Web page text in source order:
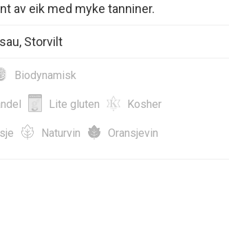
av eik med myke tanniner.
Storvilt
Biodynamisk
Lite gluten Kosher
Naturvin Oransjevin